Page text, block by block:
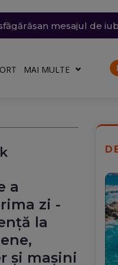
avariate în mai
face în etape. Iată ce
mesajul de
câteva zile
vijelii de 90 km/h și
MAI MULTE
a
zi -
la
și mașini